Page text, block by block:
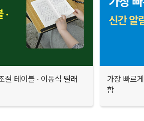
절 테이블 · 이동식 빨래
가장 빠르
합